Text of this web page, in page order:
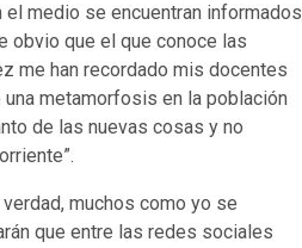
medio se encuentran informados
obvio que el que conoce las
me han recordado mis docentes
metamorfosis en la población
de las nuevas cosas y no
muchos como yo se
que entre las redes sociales